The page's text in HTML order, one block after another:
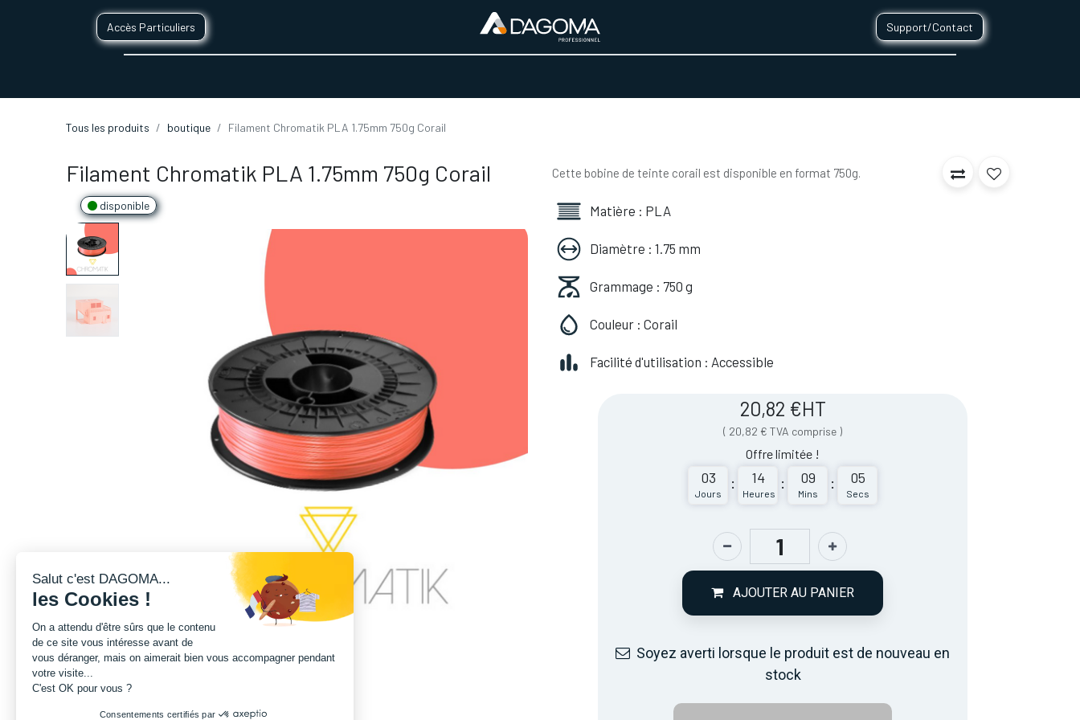
Accès Particuliers Support/Contact
Tous les produits boutique Filament Chromatik PLA 1.75mm 750g Corail
Filament Chromatik PLA 1.75mm 750g Corail
disponible
Cette bobine de teinte corail est disponible en format 750g.
Matière : PLA
Diamètre : 1.75 mm
Grammage : 750 g
Couleur : Corail
Facilité d'utilisation : Accessible
20,82 €HT
( 20,82 € TVA comprise )
Offre limitée !
03
Jours
: 14
Heures
: 09
Mins
: 05
Secs
AJOUTER AU PANIER
Soyez averti lorsque le produit est de nouveau en
stock
Salut c'est DAGOMA...
les Cookies !
On a attendu d'être sûrs que le contenu
de ce site vous intéresse avant de
vous déranger, mais on aimerait bien vous accompagner pendant
votre visite...
C'est OK pour vous ?
Consentements certifiés par